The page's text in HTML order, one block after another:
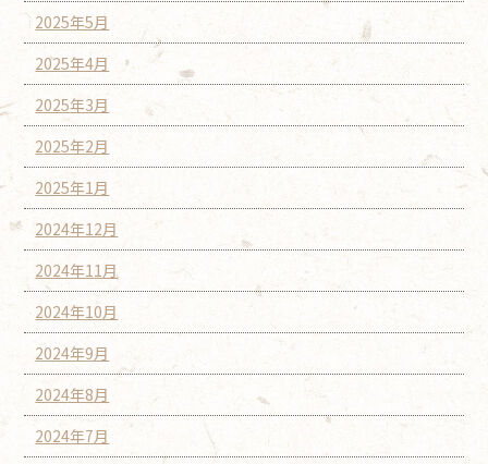
2025年5月
2025年4月
2025年3月
2025年2月
2025年1月
2024年12月
2024年11月
2024年10月
2024年9月
2024年8月
2024年7月